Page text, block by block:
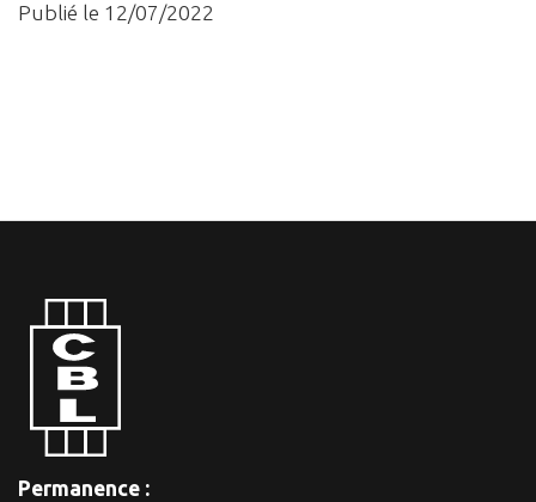
Publié le 12/07/2022
Permanence :